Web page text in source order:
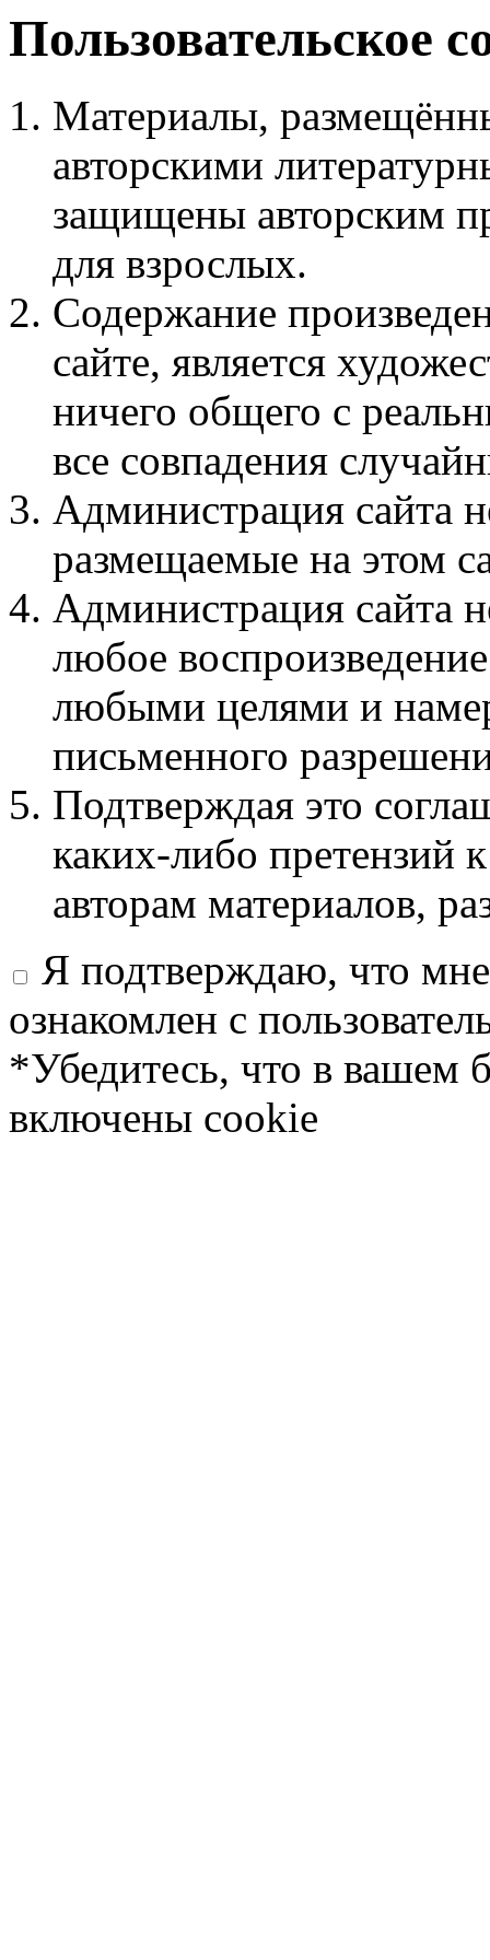
Пользовательское
Материалы,
авторскими
защищены авторским
для взрослых.
Содержание
сайте, является
ничего общего с
все совпадения
Администрация сайта
размещаемые на этом
Администрация сайта
любое
любыми целями и
письменного
Подтверждая это
каких-либо претензий
авторам материалов,
Я подтверждаю, что
ознакомлен с
*Убедитесь, что в вашем
включены cookie